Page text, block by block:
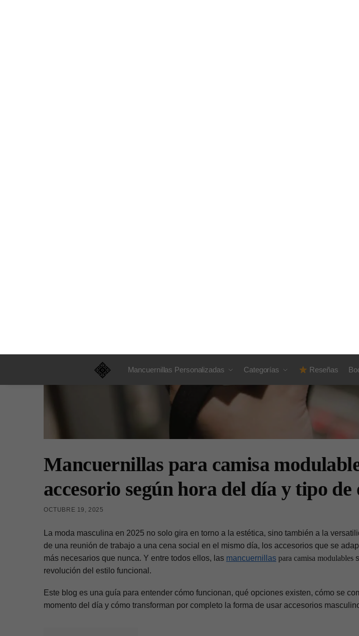
Mancuernillas para camisa
accesorio según hora del día y tipo de
OCTUBRE 19, 2025
La moda masculina en 2025 no solo gira en torno a la estética, sino también a la
de una reunión de trabajo a una cena social en el mismo día, los accesorios que se
más necesarios que nunca. Y entre todos ellos, las mancuernillas para camisa modulables
revolución del estilo funcional.
Este blog es una guía para entender cómo funcionan, qué opciones existen, cómo se
momento del día y cómo transforman por completo la forma de usar accesorios